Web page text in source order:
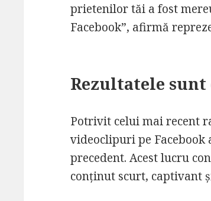
prietenilor tăi a fost
Facebook”, afirmă
Rezultatele
Potrivit celui mai recent
videoclipuri pe Facebook
precedent. Acest lucru
conținut scurt, captivant